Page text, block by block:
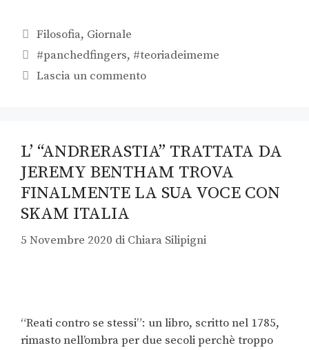
Filosofia, Giornale
#panchedfingers, #teoriadeimeme
Lascia un commento
L’ “ANDRERASTIA” TRATTATA DA
JEREMY BENTHAM TROVA
FINALMENTE LA SUA VOCE CON
SKAM ITALIA
5 Novembre 2020 di Chiara Silipigni
“Reati contro se stessi”: un libro, scritto nel 1785,
rimasto nell’ombra per due secoli perchè troppo